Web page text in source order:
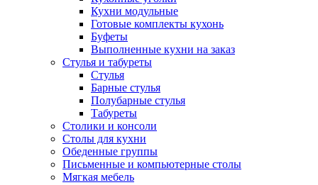
Кухни модульные
Готовые комплекты кухонь
Буфеты
Выполненные кухни на заказ
Стулья и табуреты
Стулья
Барные стулья
Полубарные стулья
Табуреты
Столики и консоли
Столы для кухни
Обеденные группы
Письменные и компьютерные столы
Мягкая мебель